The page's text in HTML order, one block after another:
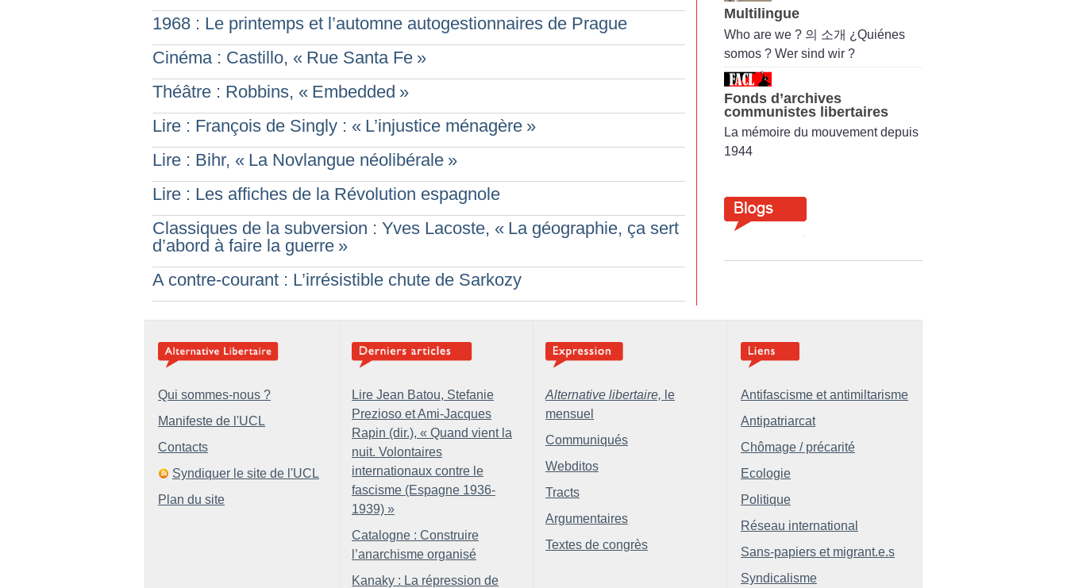
1968 : Le printemps et l’automne autogestionnaires de Prague
Cinéma : Castillo, « Rue Santa Fe »
Théâtre : Robbins, « Embedded »
Lire : François de Singly : « L’injustice ménagère »
Lire : Bihr, « La Novlangue néolibérale »
Lire : Les affiches de la Révolution espagnole
Classiques de la subversion : Yves Lacoste, « La géographie, ça sert
d’abord à faire la guerre »
A contre-courant : L’irrésistible chute de Sarkozy
Multilingue
Who are we ? 의 소개 ¿Quiénes
somos ? Wer sind wir ?
Fonds d’archives
communistes libertaires
La mémoire du mouvement depuis
1944
Qui sommes-nous ?
Manifeste de l'UCL
Contacts
Syndiquer le site de l'UCL
Plan du site
Lire Jean Batou, Stefanie
Prezioso et Ami-Jacques
Rapin (dir.), « Quand vient la
nuit. Volontaires
internationaux contre le
fascisme (Espagne 1936-
1939) »
Catalogne : Construire
l’anarchisme organisé
Kanaky : La répression de
Alternative libertaire, le
mensuel
Communiqués
Webditos
Tracts
Argumentaires
Textes de congrès
Antifascisme et antimiltarisme
Antipatriarcat
Chômage / précarité
Ecologie
Politique
Réseau international
Sans-papiers et migrant.e.s
Syndicalisme